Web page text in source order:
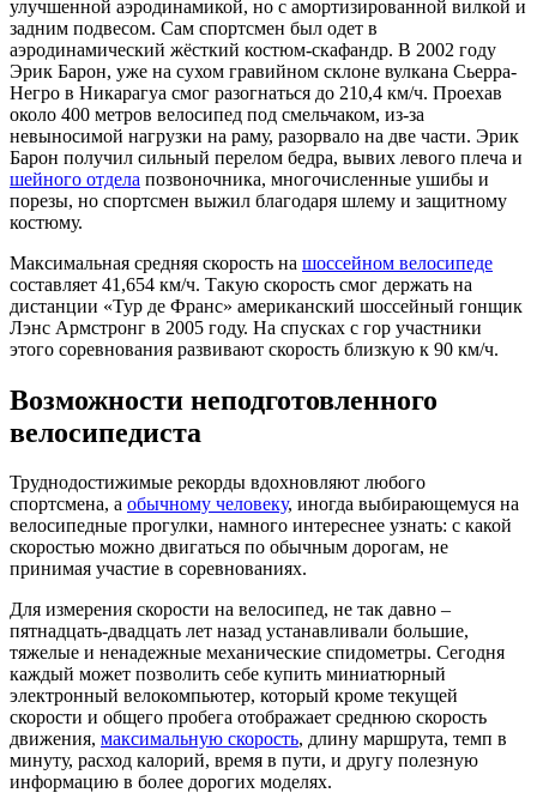
улучшенной аэродинамикой, но с амортизированной вилкой и
задним подвесом. Сам спортсмен был одет в
аэродинамический жёсткий костюм-скафандр. В 2002 году
Эрик Барон, уже на сухом гравийном склоне вулкана Сьерра-
Негро в Никарагуа смог разогнаться до 210,4 км/ч. Проехав
около 400 метров велосипед под смельчаком, из-за
невыносимой нагрузки на раму, разорвало на две части. Эрик
Барон получил сильный перелом бедра, вывих левого плеча и
шейного отдела позвоночника, многочисленные ушибы и
порезы, но спортсмен выжил благодаря шлему и защитному
костюму.
Максимальная средняя скорость на шоссейном велосипеде
составляет 41,654 км/ч. Такую скорость смог держать на
дистанции «Тур де Франс» американский шоссейный гонщик
Лэнс Армстронг в 2005 году. На спусках с гор участники
этого соревнования развивают скорость близкую к 90 км/ч.
Возможности неподготовленного
велосипедиста
Труднодостижимые рекорды вдохновляют любого
спортсмена, а обычному человеку, иногда выбирающемуся на
велосипедные прогулки, намного интереснее узнать: с какой
скоростью можно двигаться по обычным дорогам, не
принимая участие в соревнованиях.
Для измерения скорости на велосипед, не так давно –
пятнадцать-двадцать лет назад устанавливали большие,
тяжелые и ненадежные механические спидометры. Сегодня
каждый может позволить себе купить миниатюрный
электронный велокомпьютер, который кроме текущей
скорости и общего пробега отображает среднюю скорость
движения, максимальную скорость, длину маршрута, темп в
минуту, расход калорий, время в пути, и другу полезную
информацию в более дорогих моделях.